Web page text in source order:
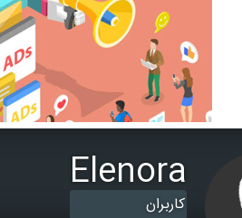
Elenora
کاربران